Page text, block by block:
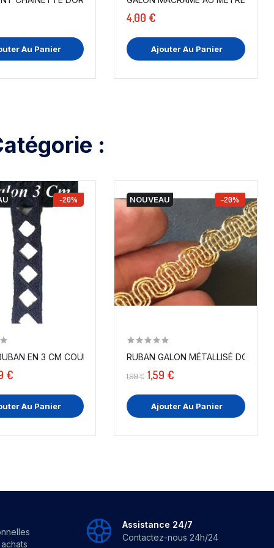
Au Panier
4,00 €
Ajouter Au Panier
:
EN 15...
-20%
GALON RUBAN EN 3 CM COULEUR BLEU MARINE AJOURÉ...
€
Au Panier
NOUVEAU -20%
RUBAN GALON
1,99 € 1,59 €
Ajouter Au Panier
Assistance 24/7
Contactez-nous 24h/24